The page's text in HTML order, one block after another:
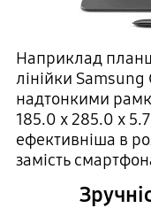
Наприклад
лінійки
надтонкими
185.0 x 285.0 x
ефективніша в
замість